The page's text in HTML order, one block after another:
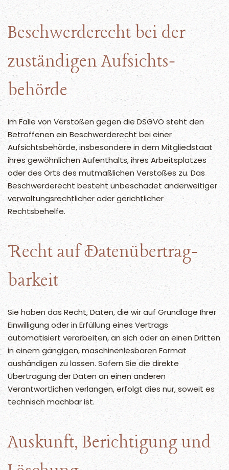
Beschwerde­recht bei der
zuständigen Aufsichts­
behörde
Im Falle von Verstößen gegen die DSGVO steht den
Betroffenen ein Beschwerderecht bei einer
Aufsichtsbehörde, insbesondere in dem Mitgliedstaat
ihres gewöhnlichen Aufenthalts, ihres Arbeitsplatzes
oder des Orts des mutmaßlichen Verstoßes zu. Das
Beschwerderecht besteht unbeschadet anderweitiger
verwaltungsrechtlicher oder gerichtlicher
Rechtsbehelfe.
Recht auf Daten­übertrag­
barkeit
Sie haben das Recht, Daten, die wir auf Grundlage Ihrer
Einwilligung oder in Erfüllung eines Vertrags
automatisiert verarbeiten, an sich oder an einen Dritten
in einem gängigen, maschinenlesbaren Format
aushändigen zu lassen. Sofern Sie die direkte
Übertragung der Daten an einen anderen
Verantwortlichen verlangen, erfolgt dies nur, soweit es
technisch machbar ist.
Auskunft, Berichtigung und